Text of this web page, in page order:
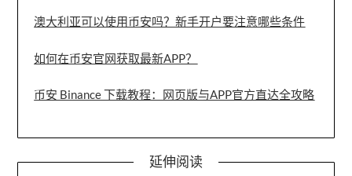
澳大利亚可以使用币安吗？新手开户要注意哪些条件
如何在币安官网获取最新APP？
币安 Binance 下载教程：网页版与APP官方直达全攻略
延伸阅读